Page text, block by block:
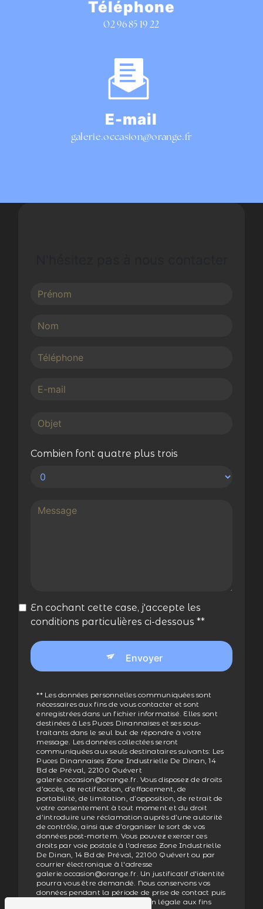
Téléphone
02 96 85 19 22
E-mail
galerie.occasion@orange.fr
Combien font quatre plus trois
En cochant cette case, j'accepte les
conditions particulières ci-dessous **
Envoyer
** Les données personnelles communiquées sont
nécessaires aux fins de vous contacter et sont
enregistrées dans un fichier informatisé. Elles sont
destinées à Les Puces Dinannaises et ses sous-
traitants dans le seul but de répondre à votre
message. Les données collectées seront
communiquées aux seuls destinataires suivants: Les
Puces Dinannaises Zone Industrielle De Dinan, 14
Bd de Préval, 22100 Quévert
galerie.occasion@orange.fr. Vous disposez de droits
d’accès, de rectification, d’effacement, de
portabilité, de limitation, d’opposition, de retrait de
votre consentement à tout moment et du droit
d’introduire une réclamation auprès d’une autorité
de contrôle, ainsi que d’organiser le sort de vos
données post-mortem. Vous pouvez exercer ces
droits par voie postale à l'adresse Zone Industrielle
De Dinan, 14 Bd de Préval, 22100 Quévert ou par
courrier électronique à l'adresse
galerie.occasion@orange.fr. Un justificatif d'identité
pourra vous être demandé. Nous conservons vos
données pendant la période de prise de contact puis
pendant la durée de prescription légale aux fins